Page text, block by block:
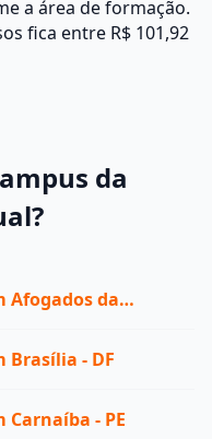
a área de formação.
fica entre R$ 101,92
da
Afogados da
Brasília - DF
- PE